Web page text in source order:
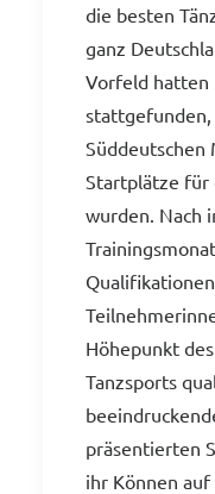
die besten
ganz
Vorfeld hatten
Startplätze für
wurden. Nach
Höhepunkt
Tanzsports
präsentierten
ihr Können